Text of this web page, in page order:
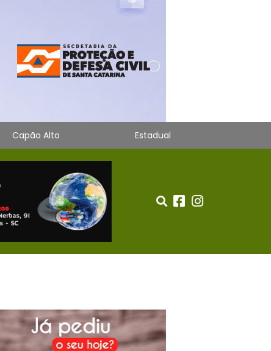
Capão Alto Estadual